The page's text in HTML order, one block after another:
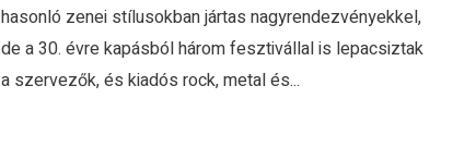
hasonló zenei stílusokban jártas nagyrendezvényekkel,
de a 30. évre kapásból három fesztivállal is lepacsiztak
a szervezők, és kiadós rock, metal és...